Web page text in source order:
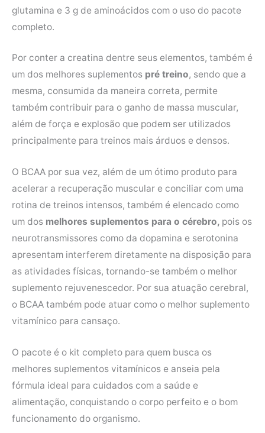
glutamina e 3 g de aminoácidos com o uso do pacote
completo.
Por conter a creatina dentre seus elementos, também é
um dos melhores suplementos pré treino, sendo que a
mesma, consumida da maneira correta, permite
também contribuir para o ganho de massa muscular,
além de força e explosão que podem ser utilizados
principalmente para treinos mais árduos e densos.
O BCAA por sua vez, além de um ótimo produto para
acelerar a recuperação muscular e conciliar com uma
rotina de treinos intensos, também é elencado como
um dos melhores suplementos para o cérebro, pois os
neurotransmissores como da dopamina e serotonina
apresentam interferem diretamente na disposição para
as atividades físicas, tornando-se também o melhor
suplemento rejuvenescedor. Por sua atuação cerebral,
o BCAA também pode atuar como o melhor suplemento
vitamínico para cansaço.
O pacote é o kit completo para quem busca os
melhores suplementos vitamínicos e anseia pela
fórmula ideal para cuidados com a saúde e
alimentação, conquistando o corpo perfeito e o bom
funcionamento do organismo.